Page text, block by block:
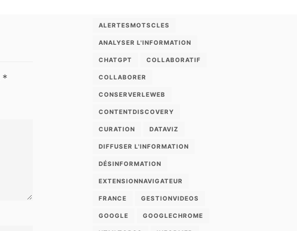
*
ALERTESMOTSCLES
ANALYSER L'INFORMATION
CHATGPT COLLABORATIF
COLLABORER
CONSERVERLEWEB
CONTENTDISCOVERY
CURATION DATAVIZ
DIFFUSER L'INFORMATION
DÉSINFORMATION
EXTENSIONNAVIGATEUR
FRANCE GESTIONVIDEOS
GOOGLE GOOGLECHROME